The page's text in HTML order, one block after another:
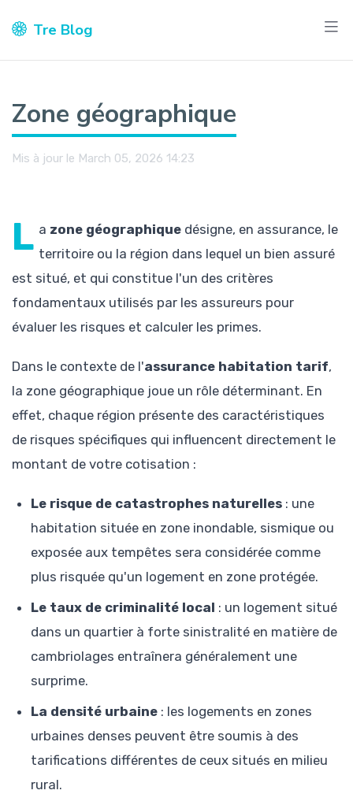
Tre Blog
Zone géographique
Mis à jour le March 05, 2026 14:23
L a zone géographique désigne, en assurance, le
territoire ou la région dans lequel un bien assuré
est situé, et qui constitue l'un des critères
fondamentaux utilisés par les assureurs pour
évaluer les risques et calculer les primes.
Dans le contexte de l'assurance habitation tarif,
la zone géographique joue un rôle déterminant. En
effet, chaque région présente des caractéristiques
de risques spécifiques qui influencent directement le
montant de votre cotisation :
Le risque de catastrophes naturelles : une
habitation située en zone inondable, sismique ou
exposée aux tempêtes sera considérée comme
plus risquée qu'un logement en zone protégée.
Le taux de criminalité local : un logement situé
dans un quartier à forte sinistralité en matière de
cambriolages entraînera généralement une
surprime.
La densité urbaine : les logements en zones
urbaines denses peuvent être soumis à des
tarifications différentes de ceux situés en milieu
rural.